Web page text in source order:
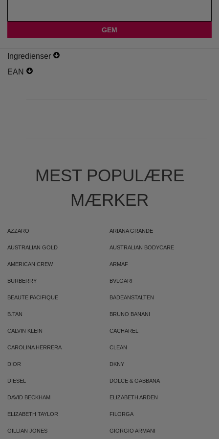
Ingredienser
EAN
MEST POPULÆRE
MÆRKER
AZZARO ARIANA GRANDE
AUSTRALIAN GOLD AUSTRALIAN BODYCARE
AMERICAN CREW ARMAF
BURBERRY BVLGARI
BEAUTE PACIFIQUE BADEANSTALTEN
B.TAN BRUNO BANANI
CALVIN KLEIN CACHAREL
CAROLINA HERRERA CLEAN
DIOR DKNY
DIESEL DOLCE & GABBANA
DAVID BECKHAM ELIZABETH ARDEN
ELIZABETH TAYLOR FILORGA
GILLIAN JONES GIORGIO ARMANI